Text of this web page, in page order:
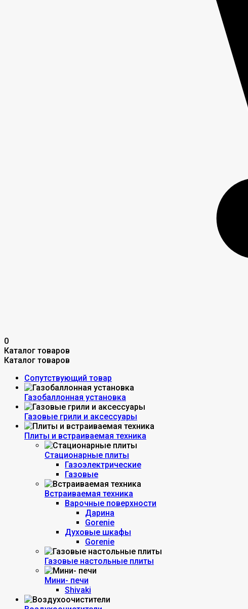
0
Каталог товаров
Каталог товаров
Сопутствующий товар
Газобаллонная установка
Газовые грили и аксессуары
Плиты и встраиваемая техника
Стационарные плиты
Газоэлектрические
Газовые
Встраиваемая техника
Варочные поверхности
Дарина
Gorenie
Духовые шкафы
Gorenie
Газовые настольные плиты
Мини- печи
Shivaki